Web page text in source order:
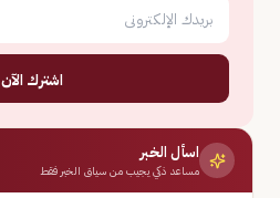
اشترك الآن
اسأل الخبر
مساعد ذكي يجيب من سياق الخبر فقط